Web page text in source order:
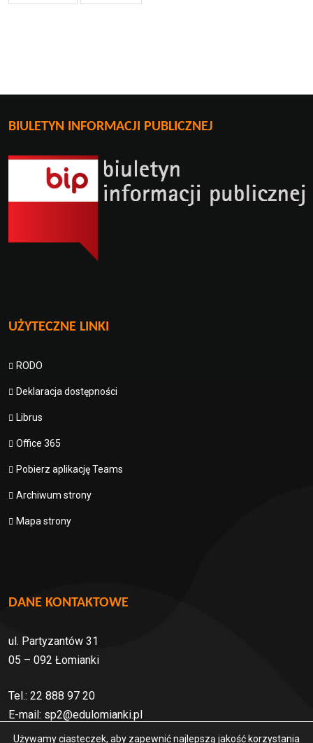
BIULETYN INFORMACJI PUBLICZNEJ
UŻYTECZNE LINKI
RODO
Deklaracja dostępności
Librus
Office 365
Pobierz aplikację Teams
Archiwum strony
Mapa strony
DANE KONTAKTOWE
ul. Partyzantów 31
05 – 092 Łomianki
Tel.: 22 888 97 20
E-mail: sp2@edulomianki.pl
Używamy ciasteczek, aby zapewnić najlepszą jakość korzystania